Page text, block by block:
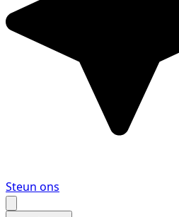
Steun ons